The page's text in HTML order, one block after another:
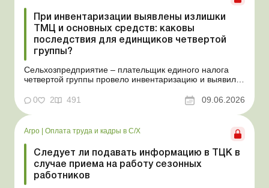
При инвентаризации выявлены излишки
ТМЦ и основных средств: каковы
последствия для единщиков четвертой
группы?
Сельхозпредприятие – плательщик единого налога
четвертой группы провело инвентаризацию и выявило
продукции собственного производства, а также
основных средств (далее – ОС). Как повлияют такие
излишки при их оприходовании на долю
сельхозтовар...
0 2 491 09.06.2026
Агро | Оплата труда и кадры в С/Х
Следует ли подавать информацию в ТЦК в
случае приема на работу сезонных
работников